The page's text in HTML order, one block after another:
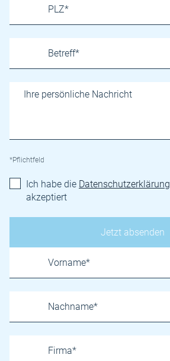
*Pflichtfeld
Ich habe die Datenschutzerklärung
akzeptiert